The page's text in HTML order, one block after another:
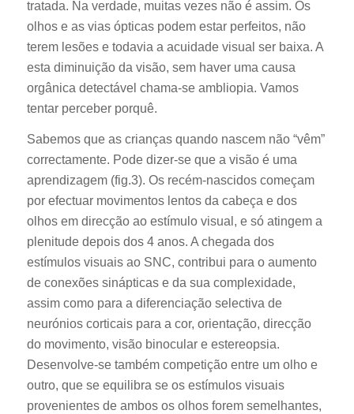
tratada. Na verdade, muitas vezes não é assim. Os
olhos e as vias ópticas podem estar perfeitos, não
terem lesões e todavia a acuidade visual ser baixa. A
esta diminuição da visão, sem haver uma causa
orgânica detectável chama-se ambliopia. Vamos
tentar perceber porquê.
Sabemos que as crianças quando nascem não “vêm”
correctamente. Pode dizer-se que a visão é uma
aprendizagem (fig.3). Os recém-nascidos começam
por efectuar movimentos lentos da cabeça e dos
olhos em direcção ao estímulo visual, e só atingem a
plenitude depois dos 4 anos. A chegada dos
estímulos visuais ao SNC, contribui para o aumento
de conexões sinápticas e da sua complexidade,
assim como para a diferenciação selectiva de
neurónios corticais para a cor, orientação, direcção
do movimento, visão binocular e estereopsia.
Desenvolve-se também competição entre um olho e
outro, que se equilibra se os estímulos visuais
provenientes de ambos os olhos forem semelhantes,